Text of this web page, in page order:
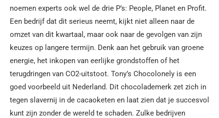
noemen experts ook wel de drie P’s: People, Planet en Profit.
Een bedrijf dat dit serieus neemt, kijkt niet alleen naar de
omzet van dit kwartaal, maar ook naar de gevolgen van zijn
keuzes op langere termijn. Denk aan het gebruik van groene
energie, het inkopen van eerlijke grondstoffen of het
terugdringen van CO2-uitstoot. Tony’s Chocolonely is een
goed voorbeeld uit Nederland. Dit chocolademerk zet zich in
tegen slavernij in de cacaoketen en laat zien dat je succesvol
kunt zijn zonder de wereld te schaden. Zulke bedrijven